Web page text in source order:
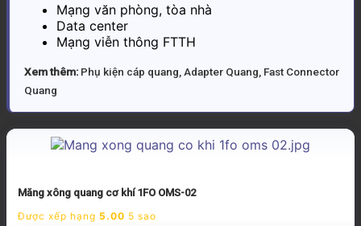
Mạng văn phòng, tòa nhà
Data center
Mạng viễn thông FTTH
Xem thêm: Phụ kiện cáp quang Adapter Quang Fast Connector
Quang
Măng xông quang cơ khí 1FO OMS-02
Được xếp hạng 5.00 5 sao